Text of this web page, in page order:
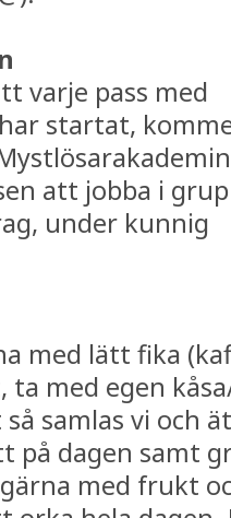
varje pass med
startat,
att jobba i
under kunnig
med lätt fika
med egen
samlas vi och
på dagen samt
med frukt